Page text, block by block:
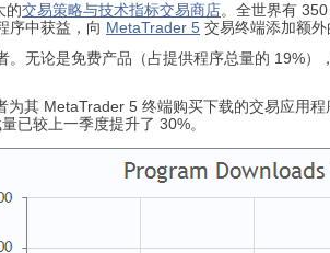
的交易策略与技术指标交易商店。全世界有
序中获益，向 MetaTrader 5 交易终端添加额外
无论是免费产品（占提供程序总量的 19%
为其 MetaTrader 5 终端购买下载的交易应用
已较上一季度提升了 30%。